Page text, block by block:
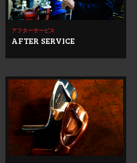
アフターサービス
AFTER SERVICE